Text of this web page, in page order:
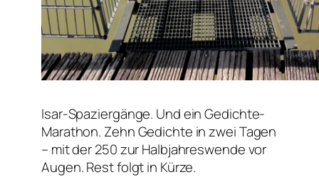
Isar-Spaziergänge. Und ein Gedichte-
Marathon. Zehn Gedichte in zwei Tagen
– mit der 250 zur Halbjahreswende vor
Augen. Rest folgt in Kürze.